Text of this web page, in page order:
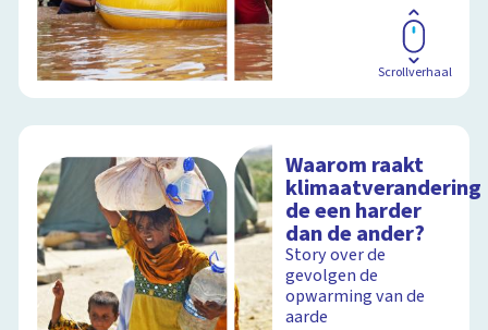
Scrollverhaal
Waarom raakt
klimaatverandering
de een harder
dan de ander?
Story over de
gevolgen de
opwarming van de
aarde